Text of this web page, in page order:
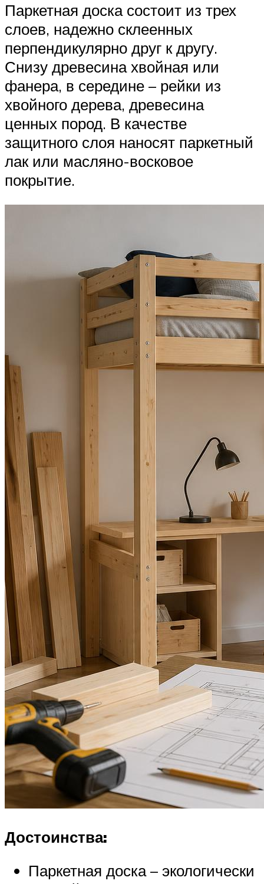
Паркетная доска состоит из трех
слоев, надежно склеенных
перпендикулярно друг к другу.
Снизу древесина хвойная или
фанера, в середине – рейки из
хвойного дерева, древесина
ценных пород. В качестве
защитного слоя наносят паркетный
лак или масляно-восковое
покрытие.
Достоинства:
Паркетная доска – экологически